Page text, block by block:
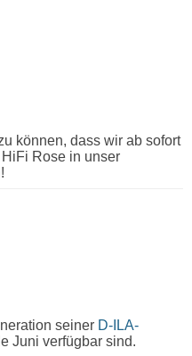
können, dass wir ab sofort
Rose in unser
seiner D-ILA-
Juni verfügbar sind.